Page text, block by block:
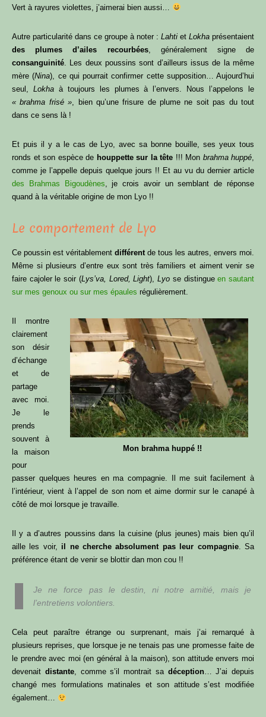
Vert à rayures violettes, j’aimerai bien aussi…
Autre particularité dans ce groupe à noter : Lahti et Lokha présentaient
des plumes d’ailes recourbées, généralement signe de
consanguinité. Les deux poussins sont d’ailleurs issus de la même
mère (Nina), ce qui pourrait confirmer cette supposition… Aujourd’hui
seul, Lokhaà toujours les plumes à l’envers. Nous l’appelons le
« brahma frisé », bien qu’une frisure de plume ne soit pas du tout
dans ce sens là !
Et puis il y a le cas de Lyo, avec sa bonne bouille, ses yeux tous
ronds et son espèce de houppette sur la tête !!! Mon brahma huppé,
comme je l’appelle depuis quelque jours !! Et au vu du dernier article
des Brahmas Bigoudènes, je crois avoir un semblant de réponse
quand à la véritable origine de mon Lyo !!
Le comportement de Lyo
Ce poussin est véritablement différentde tous les autres, envers moi.
Même si plusieurs d’entre eux sont très familiers et aiment venir se
faire cajoler le soir (Lys’va, Lored, Light),Lyo se distingueen sautant
sur mes genoux ou sur mes épaules régulièrement.
Mon brahma huppé !!
Il montre
clairement
son désir
d’échange
et de
partage
avec moi.
Je le
prends
souvent à
la maison
pour
passer quelques heures en ma compagnie. Il me suit facilement à
l’intérieur, vient à l’appel de son nom et aime dormir sur le canapé à
côté de moi lorsque je travaille.
Il y a d’autres poussins dans la cuisine (plus jeunes) mais bien qu’il
aille les voir, il ne cherche absolument pas leur compagnie. Sa
préférence étant de venir se blottir dan mon cou !!
Je ne force pas le destin, ni notre amitié, mais je
l’entretiens volontiers.
Cela peut paraître étrange ou surprenant, mais j’ai remarqué à
plusieurs reprises, que lorsque je ne tenais pas une promesse faite de
le prendre avec moi (en général à la maison), son attitude envers moi
devenait distante, comme s’il montrait sa déception… J’ai depuis
changé mes formulations matinales et son attitude s’est modifiée
également…
Bonjour et bienvenue
sur le Blog OPP !
Reçois gratuitement mon guide
« 3 astuces simples pour avoir des
ton poulailler »
Laisse-moi simplement ton prénom et ton email
pour que je t’envoiegratuitementmon guide
poules en pleine santé & optimiser ton poulailler »,
et découvre :
améliorer la santéde tes poules
Commentoptimiser ton poulailler
Quels sont les besoins physiologiques à
respecter, pourréduire le stress de tes poules
ni revendue. En t’inscrivant ici, tu recevras mes articles,
vidéos, offres commerciales et autres conseils ou bons plans